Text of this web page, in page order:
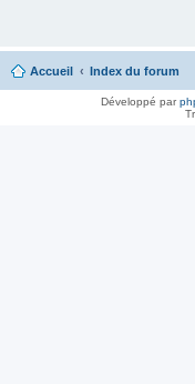
Accueil Index du forum
Développé par